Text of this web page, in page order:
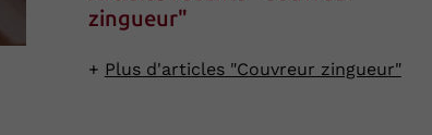
zingueur"
Plus d'articles "Couvreur zingueur"